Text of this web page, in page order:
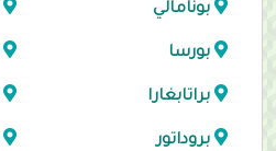
بونامالي
بورسا
براتابغارا
بروداتور